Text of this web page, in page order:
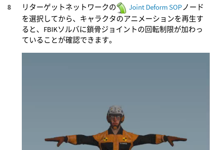
リターゲットネットワークの
Joint Deform SOPノード
を選択してから、キャラクタのアニメーションを再生す
ると、FBIKソルバに鎖骨ジョイントの回転制限が加わっ
ていることが確認できます。